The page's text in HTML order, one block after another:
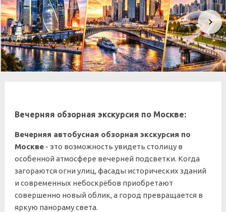
Вечерняя обзорная экскурсия по Москве:
Вечерняя автобусная обзорная экскурсия по
Москве - это возможность увидеть столицу в
особенной атмосфере вечерней подсветки. Когда
загораются огни улиц, фасады исторических зданий
и современных небоскрёбов приобретают
совершенно новый облик, а город превращается в
яркую панораму света.